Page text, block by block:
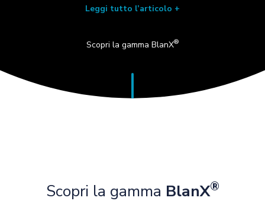
Leggi tutto l’articolo +
Scopri la gamma BlanX®
Scopri la gamma BlanX®